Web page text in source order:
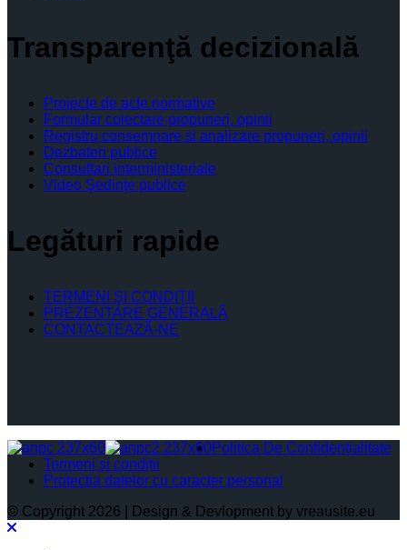
Transparenţă decizională
Proiecte de acte normative
Formular colectare propuneri, opinii
Registru consemnare si analizare propuneri, opinii
Dezbateri publice
Consultari interministeriale
Video Şedinţe publice
Legături rapide
TERMENI ŞI CONDIŢII
PREZENTARE GENERALĂ
CONTACTEAZĂ-NE
Politica De Confidențialitate
Termeni și condiții
Protectia datelor cu caracter personal
© Copyright 2026 | Design & Devlopment by vreausite.eu